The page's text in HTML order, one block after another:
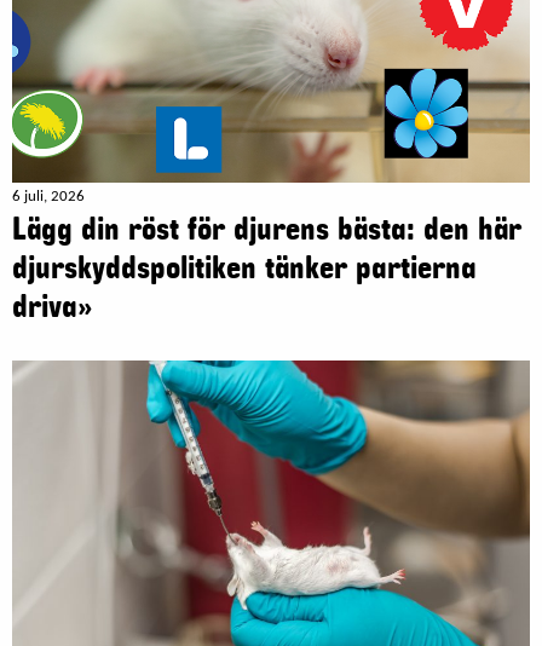
6 juli, 2026
Lägg din röst för djurens bästa: den här
djurskyddspolitiken tänker partierna
driva»